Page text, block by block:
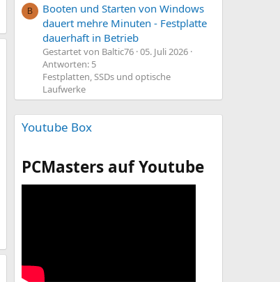
B
Booten und Starten von Windows
dauert mehre Minuten - Festplatte
dauerhaft in Betrieb
Gestartet von Baltic76 05. Juli 2026
Antworten: 5
Festplatten, SSDs und optische
Laufwerke
Youtube Box
PCMasters auf Youtube